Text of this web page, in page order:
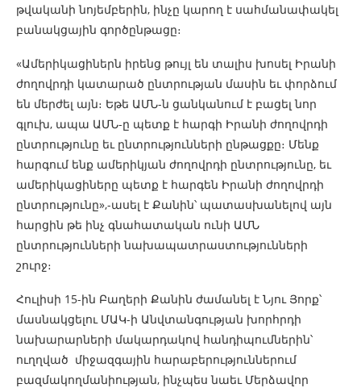
թվականի նոյեմբերին, ինչը կարող է սահմանափակել
բանակցային գործընթացը։
«Ամերիկացիներն իրենց թույլ են տալիս խոսել Իրանի
ժողովրդի կատարած ընտրության մասին եւ փորձում
են մերժել այն։ Եթե ​​ԱՄՆ-ն ցանկանում է բացել նոր
գլուխ, ապա ԱՄՆ-ը պետք է հարգի Իրանի ժողովրդի
ընտրությունը եւ ընտրությունների ընթացքը։ Մենք
հարգում ենք ամերիկյան ժողովրդի ընտրությունը, եւ
ամերիկացիները պետք է հարգեն Իրանի ժողովրդի
ընտրությունը»,-ասել է Քանին՝ պատասխանելով այն
հարցին թե ինչ գնահատական ունի ԱՄՆ
ընտրությունների նախապատրաստությունների
շուրջ։
Հուլիսի 15-ին Բաղերի Քանին ժամանել է Նյու Յորք՝
մասնակցելու ՄԱԿ-ի Անվտանգության խորհրդի
նախարարների մակարդակով հանդիպումներին՝
ուղղված միջազգային հարաբերություններում
բազմակողմանիության, ինչպես նաեւ Մերձավոր